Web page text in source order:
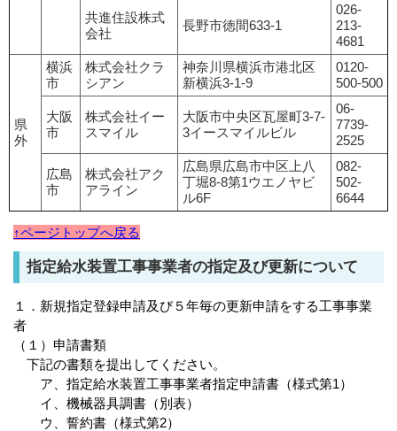
共進住設株式
会社
長野市徳間633-1
026-
213-
4681
県
外
横浜
市
株式会社クラ
シアン
神奈川県横浜市港北区
新横浜3-1-9
0120-
500-500
大阪
市
株式会社イー
スマイル
大阪市中央区瓦屋町3-7-
3イースマイルビル
06-
7739-
2525
広島
市
株式会社アク
アライン
広島県広島市中区上八
丁堀8-8第1ウエノヤビ
ル6F
082-
502-
6644
↑ページトップへ戻る
指定給水装置工事事業者の指定及び更新について
１．新規指定登録申請及び５年毎の更新申請をする工事事業
者
（１）申請書類
下記の書類を提出してください。
ア、指定給水装置工事事業者指定申請書（様式第1）
イ、機械器具調書（別表）
ウ、誓約書（様式第2）